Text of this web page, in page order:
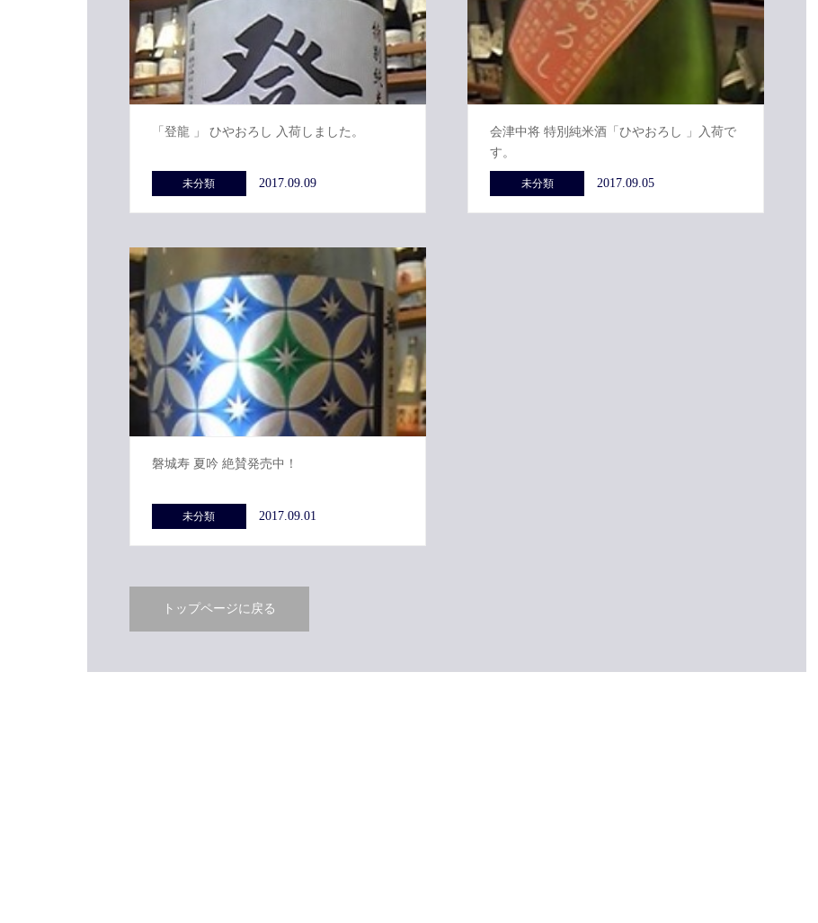
「登龍 」 ひやおろし 入荷しました。
未分類 2017.09.09
会津中将 特別純米酒「ひやおろし 」入荷で
す。
未分類 2017.09.05
磐城寿 夏吟 絶賛発売中！
未分類 2017.09.01
トップページに戻る